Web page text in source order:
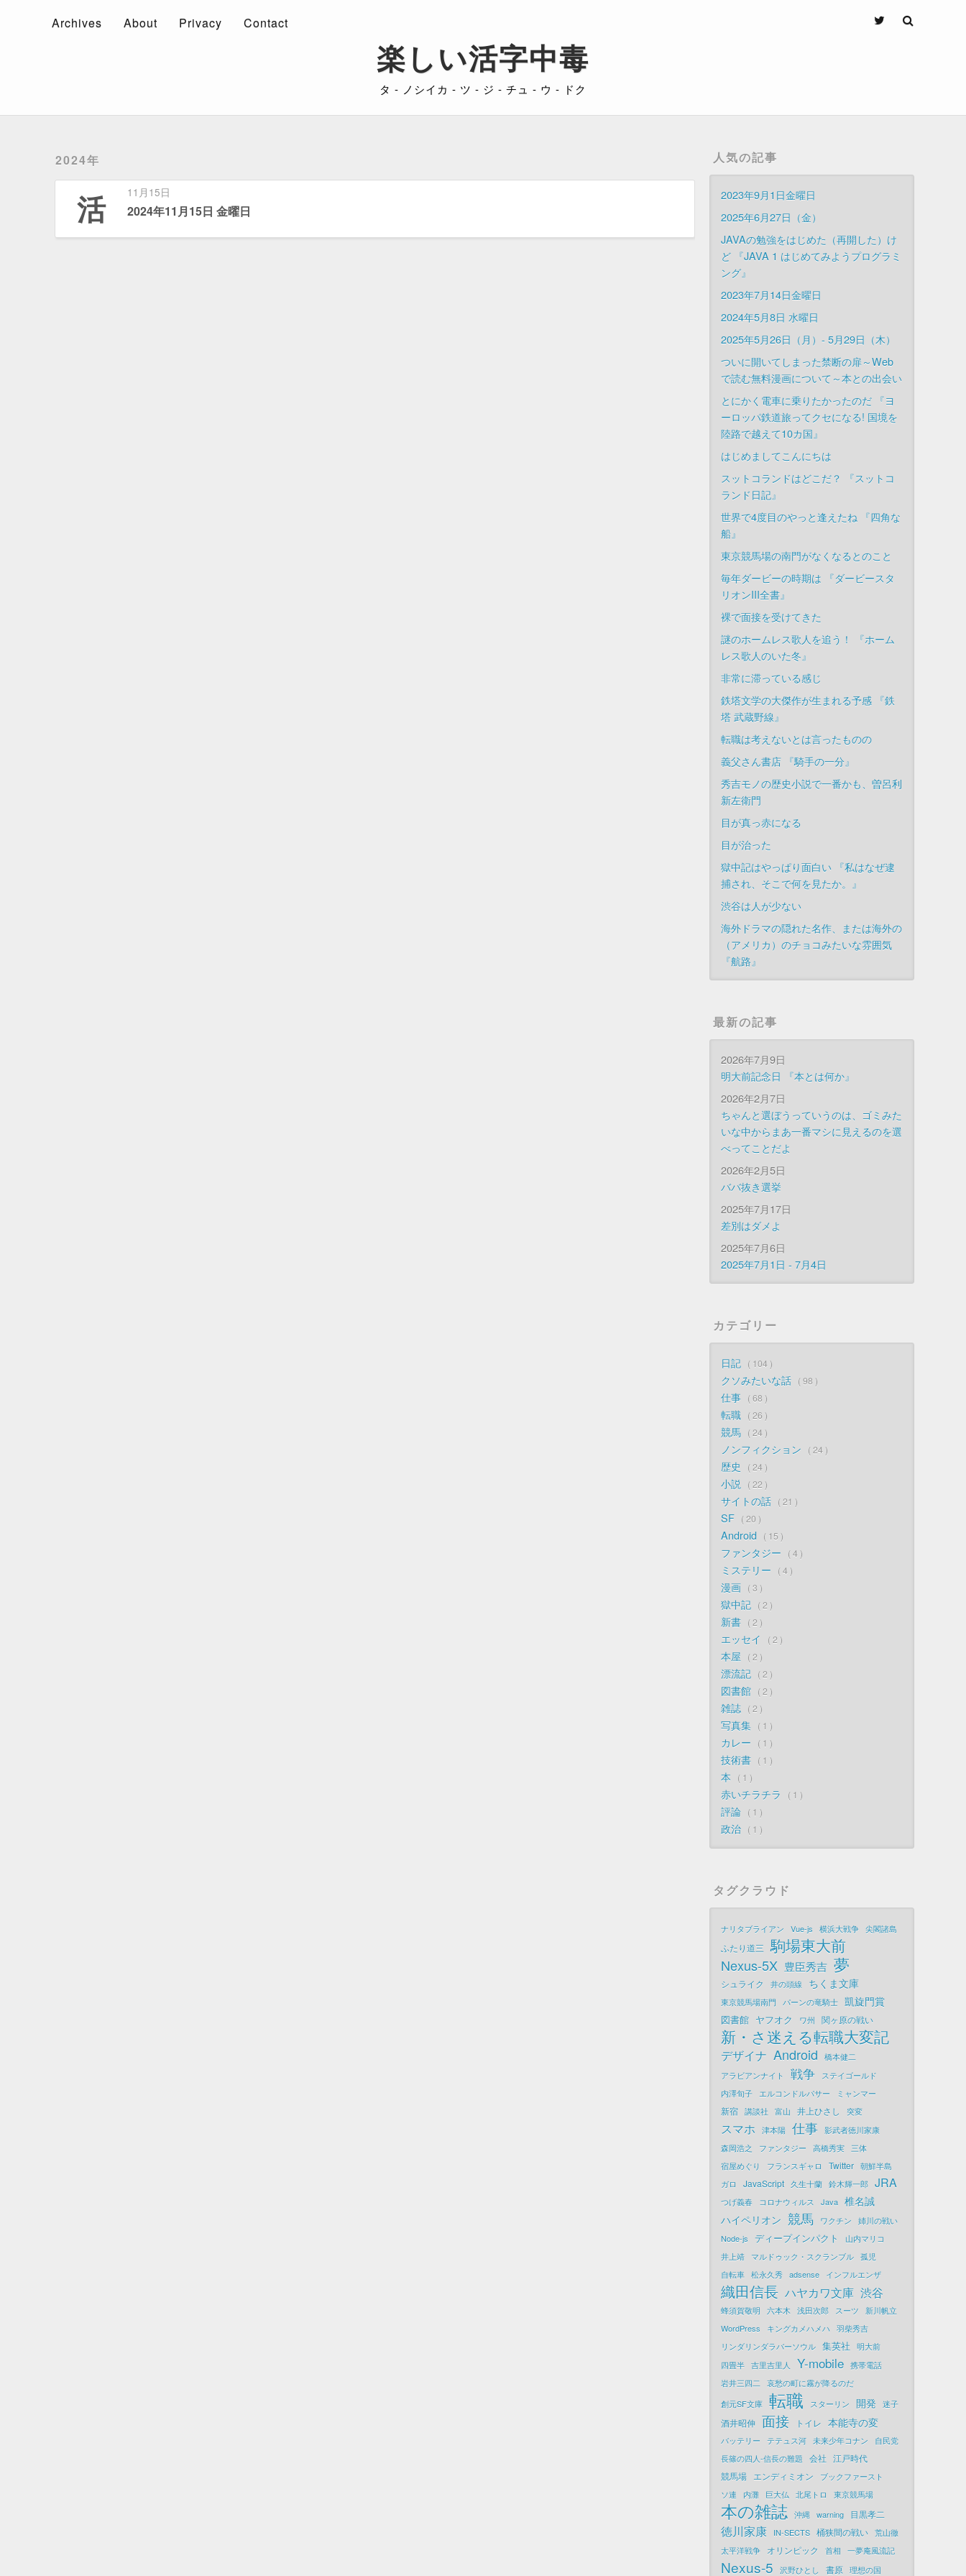
楽しい活字中毒
タ - ノシイカ - ツ - ジ - チュ - ウ - ドク
Archives About Privacy Contact
2024年
活 11月15日
2024年11月15日 金曜日
人気の記事
2023年9月1日金曜日
2025年6月27日（金）
JAVAの勉強をはじめた（再開した）け
ど 『JAVA 1 はじめてみようプログラミ
ング』
2023年7月14日金曜日
2024年5月8日 水曜日
2025年5月26日（月）- 5月29日（木）
ついに開いてしまった禁断の扉～Web
で読む無料漫画について～本との出会い
とにかく電車に乗りたかったのだ 『ヨ
ーロッパ鉄道旅ってクセになる! 国境を
陸路で越えて10カ国』
はじめましてこんにちは
スットコランドはどこだ？ 『スットコ
ランド日記』
世界で4度目のやっと逢えたね 『四角な
船』
東京競馬場の南門がなくなるとのこと
毎年ダービーの時期は 『ダービースタ
リオンIII全書』
裸で面接を受けてきた
謎のホームレス歌人を追う！ 『ホーム
レス歌人のいた冬』
非常に滞っている感じ
鉄塔文学の大傑作が生まれる予感 『鉄
塔 武蔵野線』
転職は考えないとは言ったものの
義父さん書店 『騎手の一分』
秀吉モノの歴史小説で一番かも、曽呂利
新左衛門
目が真っ赤になる
目が治った
獄中記はやっぱり面白い 『私はなぜ逮
捕され、そこで何を見たか。』
渋谷は人が少ない
海外ドラマの隠れた名作、または海外の
（アメリカ）のチョコみたいな雰囲気
『航路』
最新の記事
2026年7月9日
明大前記念日 『本とは何か』
2026年2月7日
ちゃんと選ぼうっていうのは、ゴミみた
いな中からまあ一番マシに見えるのを選
べってことだよ
2026年2月5日
ババ抜き選挙
2025年7月17日
差別はダメよ
2025年7月6日
2025年7月1日 - 7月4日
カテゴリー
日記 104
クソみたいな話 98
仕事 68
転職 26
競馬 24
ノンフィクション 24
歴史 24
小説 22
サイトの話 21
SF 20
Android 15
ファンタジー 4
ミステリー 4
漫画 3
獄中記 2
新書 2
エッセイ 2
本屋 2
漂流記 2
図書館 2
雑誌 2
写真集 1
カレー 1
技術書 1
本 1
赤いチラチラ 1
評論 1
政治 1
タグクラウド
ナリタブライアン Vue-js 横浜大戦争 尖閣諸島
ふたり道三 駒場東大前
Nexus-5X 豊臣秀吉 夢
シュライク 井の頭線 ちくま文庫
東京競馬場南門 パーンの竜騎士 凱旋門賞
図書館 ヤフオク ワ州 関ヶ原の戦い
新・さ迷える転職大変記
デザイナ Android
橋本健二
アラビアンナイト
戦争
ステイゴールド
内澤旬子
エルコンドルパサー ミャンマー
新宿 講談社 富山 井上ひさし 突変
スマホ 津本陽 仕事 影武者徳川家康
森岡浩之
ファンタジー 高橋秀実
三体
宿屋めぐり
フランスギャロ Twitter 朝鮮半島
ガロ
JavaScript 久生十蘭 鈴木輝一郎 JRA
つげ義春 コロナウィルス Java 椎名誠
ハイペリオン 競馬 ワクチン
姉川の戦い
Node-js
ディープインパクト
山内マリコ
井上靖
マルドゥック・スクランブル 孤児
自転車 松永久秀 adsense インフルエンザ
織田信長 ハヤカワ文庫 渋谷
蜂須賀敬明 六本木 浅田次郎 スーツ
新川帆立
WordPress
キングカメハメハ 羽柴秀吉
リンダリンダラバーソウル 集英社
明大前
四畳半 吉里吉里人 Y-mobile 携帯電話
岩井三四二
哀愁の町に霧が降るのだ
創元SF文庫 転職 スターリン 開発 迷子
酒井昭伸 面接 トイレ 本能寺の変
バッテリー テテュス河 未来少年コナン
自民党
長篠の四人-信長の難題
会社 江戸時代
競馬場 エンディミオン
ブックファースト
ソ連
内灘 巨大仏 北尾トロ 東京競馬場
本の雑誌 沖縄 warning 目黒孝二
徳川家康 IN-SECTS 桶狭間の戦い 荒山徹
太平洋戦争
オリンピック 首相 一夢庵風流記
Nexus-5 沢野ひとし 書原 理想の国